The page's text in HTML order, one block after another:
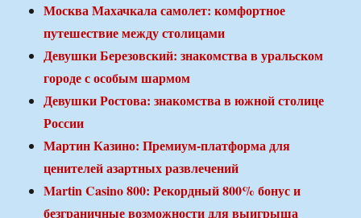
Москва Махачкала самолет: комфортное
путешествие между столицами
Девушки Березовский: знакомства в уральском
городе с особым шармом
Девушки Ростова: знакомства в южной столице
России
Мартин Казино: Премиум-платформа для
ценителей азартных развлечений
Martin Casino 800: Рекордный 800% бонус и
безграничные возможности для выигрыша